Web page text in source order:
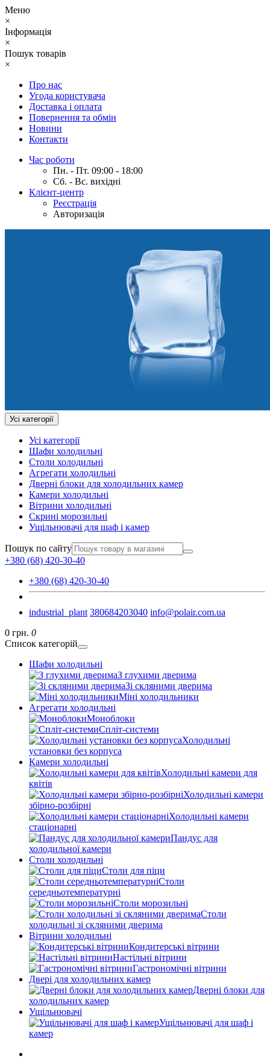
Меню
×
Інформація
×
Пошук товарів
×
Про нас
Угода користувача
Доставка і оплата
Повернення та обмін
Новини
Контакти
Час роботи
Пн. - Пт. 09:00 - 18:00
Сб. - Вс. вихідні
Клієнт-центр
Реєстрація
Авторизація
Усі категорії
Усі категорії
Шафи холодильні
Столи холодильні
Агрегати холодильні
Дверні блоки для холодильних камер
Камери холодильні
Вітрини холодильні
Скрині морозильні
Ущільнювачі для шаф і камер
Пошук по сайту
+380 (68) 420-30-40
+380 (68) 420-30-40
industrial_plant 380684203040 info@polair.com.ua
0 грн. 0
Список категорій
Шафи холодильні
З глухими дверима
Зі скляними дверима
Міні холодильники
Агрегати холодильні
Моноблоки
Спліт-системи
Холодильні
установки без корпуса
Камери холодильні
Холодильні камери для
квітів
Холодильні камери
збірно-розбірні
Холодильні камери
стаціонарні
Пандус для
холодильної камери
Столи холодильні
Столи для піци
Столи
середньотемпературні
Столи морозильні
Столи
холодильні зі скляними дверима
Вітрини холодильні
Кондитерські вітрини
Настільні вітрини
Гастрономічні вітрини
Двері для холодильних камер
Дверні блоки для
холодильних камер
Ущільнювачі
Ущільнювачі для шаф і
камер